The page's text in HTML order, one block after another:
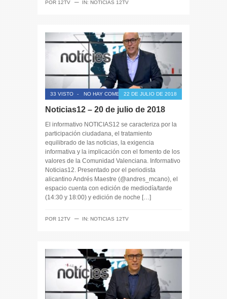
POR 12TV ─ IN: NOTICIAS 12TV
33 VISTO - NO HAY COMENTARIOS22 DE JULIO DE 2018
Noticias12 – 20 de julio de 2018
El informativo NOTICIAS12 se caracteriza por la
participación ciudadana, el tratamiento
equilibrado de las noticias, la exigencia
informativa y la implicación con el fomento de los
valores de la Comunidad Valenciana. Informativo
Noticias12. Presentado por el periodista
alicantino Andrés Maestre (@andres_mcano), el
espacio cuenta con edición de mediodía/tarde
(14:30 y 18:00) y edición de noche […]
POR 12TV ─ IN: NOTICIAS 12TV